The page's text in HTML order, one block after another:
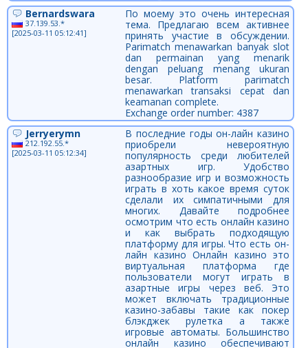
Bernardswara
37.139.53.*
[2025-03-11 05:12:41]
По моему это очень интересная
тема. Предлагаю всем активнее
принять участие в обсуждении.
Parimatch menawarkan banyak slot
dan permainan yang menarik
dengan peluang menang ukuran
besar. Platform parimatch
menawarkan transaksi cepat dan
keamanan complete.
Exchange order number: 4387
Jerryerymn
212.192.55.*
[2025-03-11 05:12:34]
В последние годы он-лайн казино
приобрели невероятную
популярность среди любителей
азартных игр. Удобство
разнообразие игр и возможность
играть в хоть какое время суток
сделали их симпатичными для
многих. Давайте подробнее
осмотрим что есть онлайн казино
и как выбрать подходящую
платформу для игры. Что есть он-
лайн казино Онлайн казино это
виртуальная платформа где
пользователи могут играть в
азартные игры через веб. Это
может включать традиционные
казино-забавы такие как покер
блэкджек рулетка а также
игровые автоматы. Большинство
онлайн казино обеспечивают